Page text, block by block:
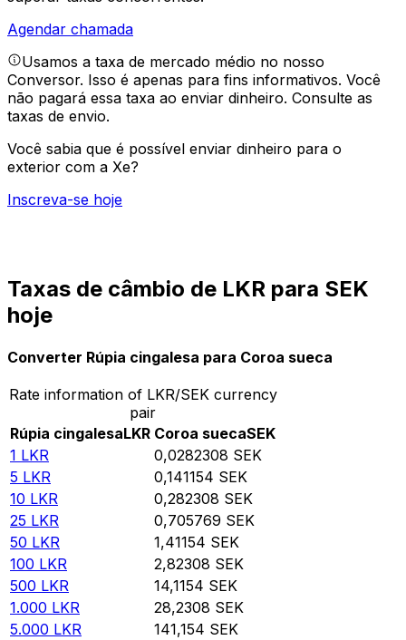
Agendar chamada
Usamos a taxa de mercado médio no nosso
Conversor. Isso é apenas para fins informativos. Você
não pagará essa taxa ao enviar dinheiro. Consulte as
taxas de envio.
Você sabia que é possível enviar dinheiro para o
exterior com a Xe?
Inscreva-se hoje
Taxas de câmbio de LKR para SEK
hoje
Converter Rúpia cingalesa para Coroa sueca
Rate information of LKR/SEK currency
pair
Rúpia cingalesaLKR Coroa suecaSEK
1 LKR 0,0282308 SEK
5 LKR 0,141154 SEK
10 LKR 0,282308 SEK
25 LKR 0,705769 SEK
50 LKR 1,41154 SEK
100 LKR 2,82308 SEK
500 LKR 14,1154 SEK
1.000 LKR 28,2308 SEK
5.000 LKR 141,154 SEK